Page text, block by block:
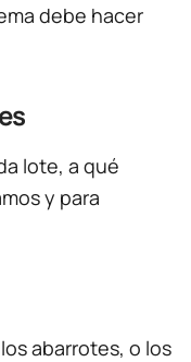
debe hacer
lote, a qué
y para
abarrotes, o los